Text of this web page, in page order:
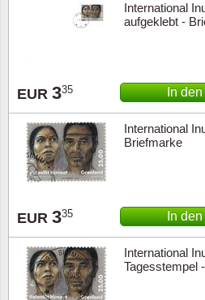
International
aufgeklebt -
EUR 335 In
International
Briefmarke
EUR 335 In
International
Tagesstempel